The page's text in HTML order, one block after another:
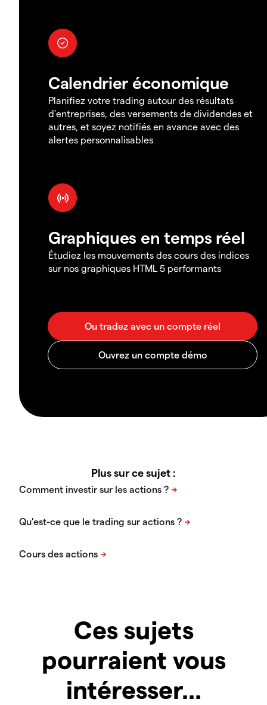
Calendrier économique
Planifiez votre trading autour des résultats
d'entreprises, des versements de dividendes et
autres, et soyez notifiés en avance avec des
alertes personnalisables
Graphiques en temps réel
Étudiez les mouvements des cours des indices
sur nos graphiques HTML 5 performants
Plus sur ce sujet :
Ces sujets
pourraient vous
intéresser...